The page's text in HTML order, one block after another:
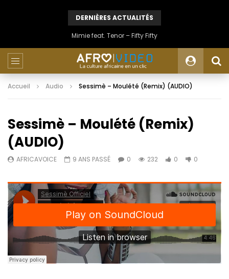
DERNIÈRES ACTUALITÉS
Mimie feat. Tenor – Fifty Fifty
Accueil Audio Sessimè – Moulété (Remix) (AUDIO)
Sessimè – Moulété (Remix)
(AUDIO)
AFRICAVOICE 9 ANS PASSÉ 0 232 0 0